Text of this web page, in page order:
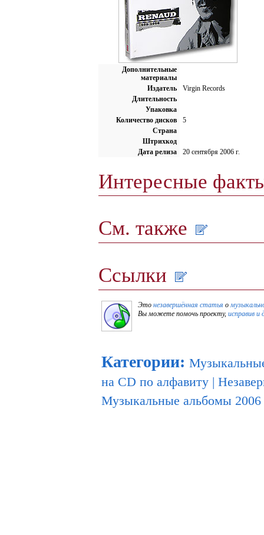
Дополнительные
материалы
Издатель
Virgin Records
Длительность
Упаковка
Количество дисков
5
Страна
Штрихкод
Дата релиза
20 сентября 2006 г.
Интересные
См. также
Ссылки
Это незавершённая статья о
Вы можете помочь проекту, исправив и
Категории:
на CD по алфавиту |
Музыкальные альбомы 2006